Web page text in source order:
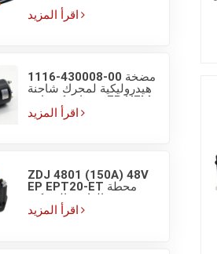
شاشة عرض
اقرأ المزيد
1116-430008-00 مضخة
هيدروليكية لمحرك شاحنة
منصات كهربائية EP HELI
بجهد 48V/800Wاقرأ المزيد
ZDJ 4801 (150A) 48V
EP EPT20-ET محطة
مضخة الرافعة الشوكية
مفتاح تلامس تيار مستمر
اقرأ المزيد